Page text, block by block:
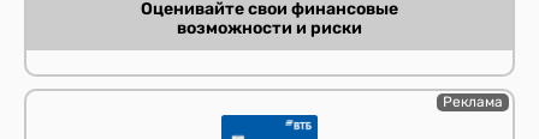
Оценивайте свои финансовые
возможности и риски
Реклама